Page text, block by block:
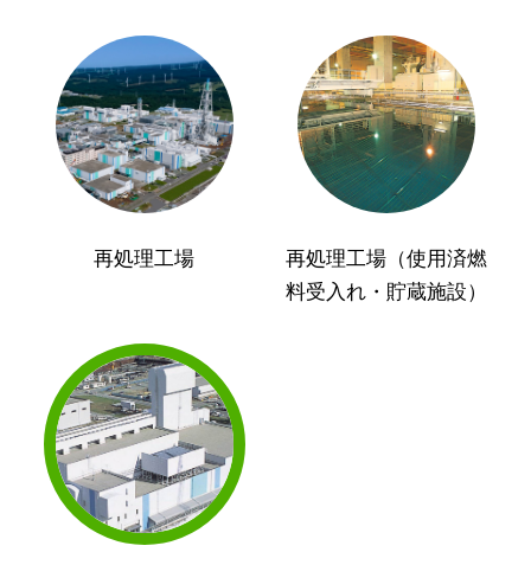
再処理工場
再処理工場（使用済燃
料受入れ・貯蔵施設）